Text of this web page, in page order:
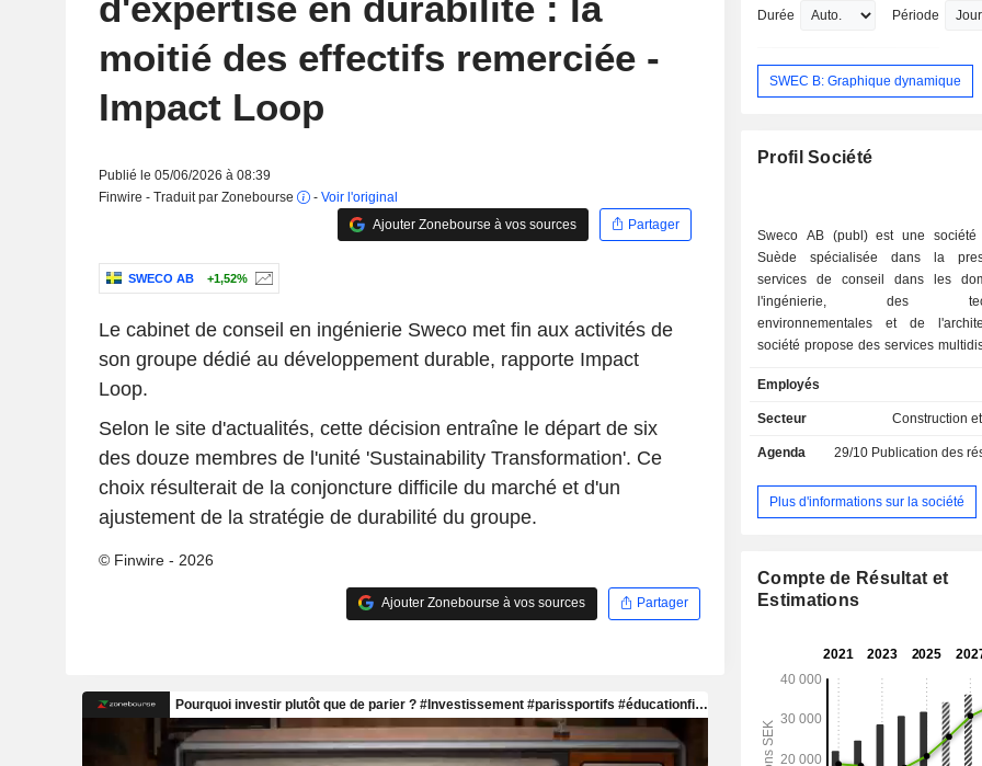
moitié des effectifs remerciée -
Impact Loop
Publié le 05/06/2026 à 08:39
Finwire - Traduit par Zonebourse
- Voir l'original
Ajouter Zonebourse à vos sources
Partager
SWECO AB +1,52%
Le cabinet de conseil en ingénierie Sweco met fin aux activités de
son groupe dédié au développement durable, rapporte Impact
Loop.
Selon le site d'actualités, cette décision entraîne le départ de six
des douze membres de l'unité 'Sustainability Transformation'. Ce
choix résulterait de la conjoncture difficile du marché et d'un
ajustement de la stratégie de durabilité du groupe.
© Finwire - 2026
Ajouter Zonebourse à vos sources Partager
Durée Période
SWEC B: Graphique dynamique
Profil Société
Sweco AB (publ) est une société
Suède spécialisée dans la
services de conseil dans les
l'ingénierie, des
environnementales et de
société propose des services
Bâtiments et espaces urbains
solutions visant à aider les
résilients et attractifs ; le segment
technologiques modernes qui
société et à l'industrie l'accès à une
segment des infrastructures de
des solutions de transport
de gérer une population
nouvelles exigences en matière de
Le segment Architecture intègre
d’architecture et d’ingénierie sur
principaux marchés.
Employés
Secteur Construction
Agenda 29/10 Publication des résultats
Plus d'informations sur la société
Compte de Résultat et
Estimations